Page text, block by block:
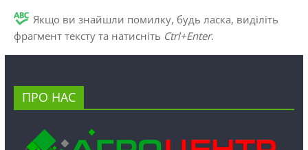
Якщо ви знайшли помилку, будь ласка, виділіть
фрагмент тексту та натисніть Ctrl+Enter.
ПРО НАС